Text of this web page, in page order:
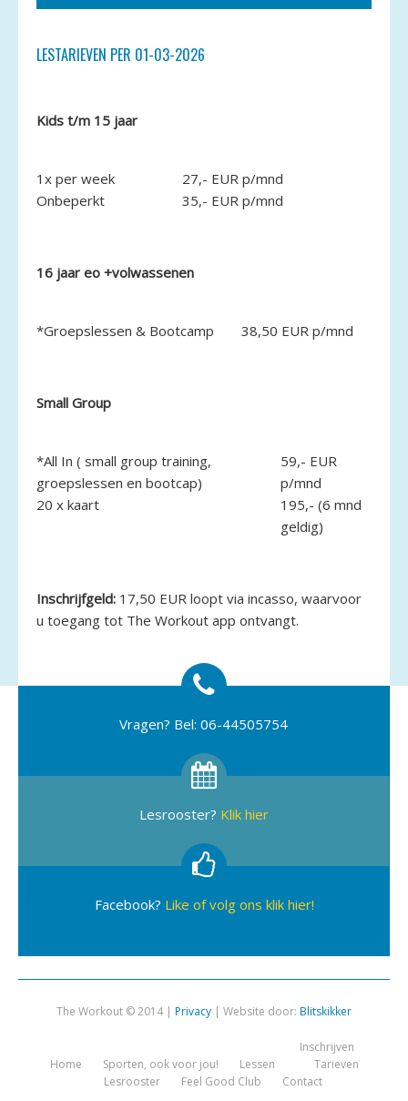
LESTARIEVEN PER 01-03-2026
Kids t/m 15 jaar
1x per week
27,- EUR p/mnd
Onbeperkt
35,- EUR p/mnd
16 jaar eo +volwassenen
*Groepslessen & Bootcamp 38,50 EUR p/mnd
Small Group
*All In ( small group training,
groepslessen en bootcap)
59,- EUR
p/mnd
20 x kaart
195,- (6 mnd
geldig)
Inschrijfgeld: 17,50 EUR loopt via incasso, waarvoor
u toegang tot The Workout app ontvangt.
Vragen? Bel: 06-44505754
Lesrooster? Klik hier
Facebook? Like of volg ons klik hier!
The Workout © 2014 | Privacy | Website door: Blitskikker
Home Sporten, ook voor jou! Lessen
Inschrijven
Tarieven
Lesrooster
Feel Good Club Contact